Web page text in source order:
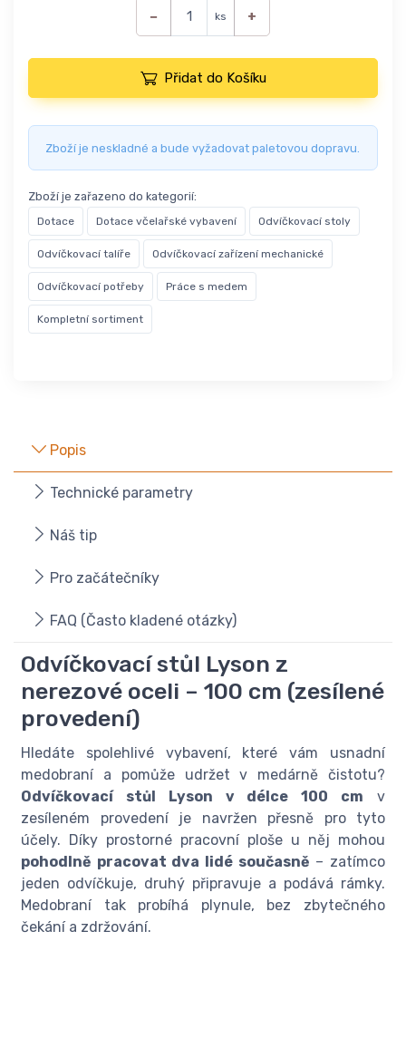
− ks +
Přidat do Košíku
Zboží je neskladné a bude vyžadovat paletovou dopravu.
Zboží je zařazeno do kategorií:
Dotace Dotace včelařské vybavení Odvíčkovací stoly
Odvíčkovací talíře Odvíčkovací zařízení mechanické
Odvíčkovací potřeby Práce s medem
Kompletní sortiment
Popis
Technické parametry
Náš tip
Pro začátečníky
FAQ (Často kladené otázky)
Odvíčkovací stůl Lyson z
nerezové oceli – 100 cm (zesílené
provedení)
Hledáte spolehlivé vybavení, které vám usnadní
medobraní a pomůže udržet v medárně čistotu?
Odvíčkovací stůl Lyson v délce 100 cm v
zesíleném provedení je navržen přesně pro tyto
účely. Díky prostorné pracovní ploše u něj mohou
pohodlně pracovat dva lidé současně – zatímco
jeden odvíčkuje, druhý připravuje a podává rámky.
Medobraní tak probíhá plynule, bez zbytečného
čekání a zdržování.